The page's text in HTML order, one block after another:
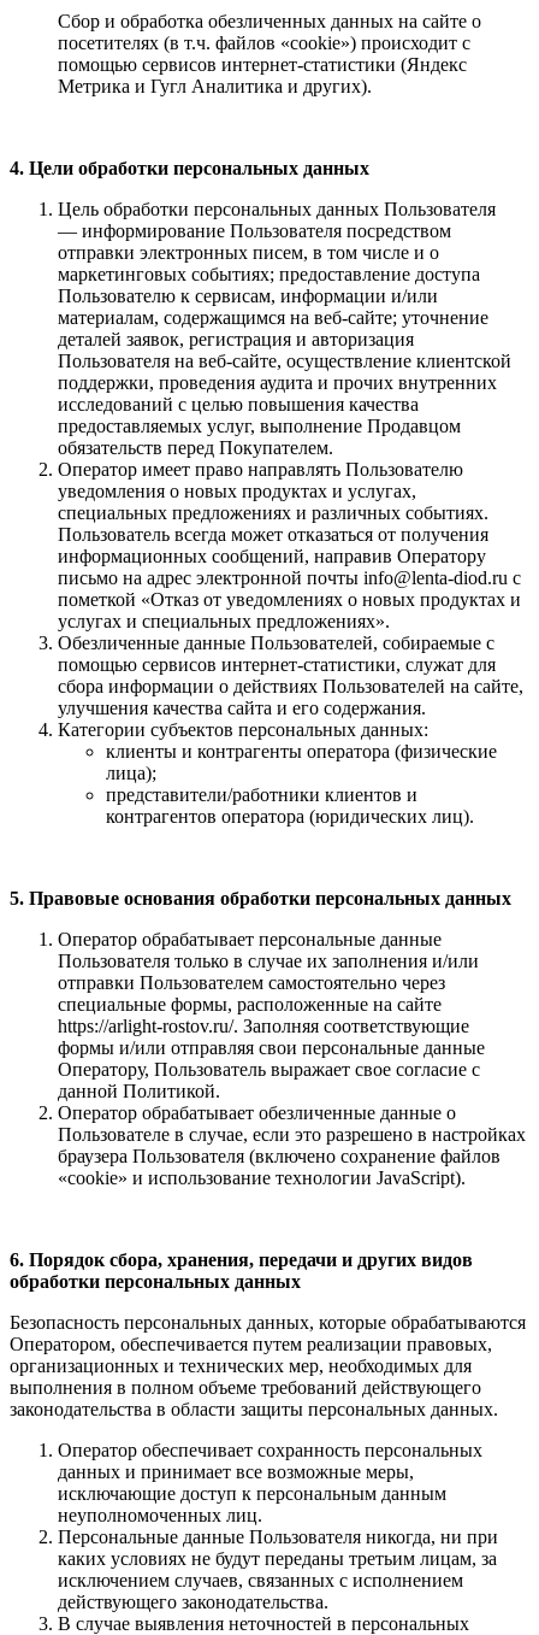
Сбор и обработка обезличенных данных на сайте о
посетителях (в т.ч. файлов «cookie») происходит с
помощью сервисов интернет-статистики (Яндекс
Метрика и Гугл Аналитика и других).
4. Цели обработки персональных данных
Цель обработки персональных данных Пользователя
— информирование Пользователя посредством
отправки электронных писем, в том числе и о
маркетинговых событиях; предоставление доступа
Пользователю к сервисам, информации и/или
материалам, содержащимся на веб-сайте; уточнение
деталей заявок, регистрация и авторизация
Пользователя на веб-сайте, осуществление клиентской
поддержки, проведения аудита и прочих внутренних
исследований с целью повышения качества
предоставляемых услуг, выполнение Продавцом
обязательств перед Покупателем.
Оператор имеет право направлять Пользователю
уведомления о новых продуктах и услугах,
специальных предложениях и различных событиях.
Пользователь всегда может отказаться от получения
информационных сообщений, направив Оператору
письмо на адрес электронной почты info@lenta-diod.ru с
пометкой «Отказ от уведомлениях о новых продуктах и
услугах и специальных предложениях».
Обезличенные данные Пользователей, собираемые с
помощью сервисов интернет-статистики, служат для
сбора информации о действиях Пользователей на сайте,
улучшения качества сайта и его содержания.
Категории субъектов персональных данных:
клиенты и контрагенты оператора (физические
лица);
представители/работники клиентов и
контрагентов оператора (юридических лиц).
5. Правовые основания обработки персональных данных
Оператор обрабатывает персональные данные
Пользователя только в случае их заполнения и/или
отправки Пользователем самостоятельно через
специальные формы, расположенные на сайте
https://arlight-rostov.ru/. Заполняя соответствующие
формы и/или отправляя свои персональные данные
Оператору, Пользователь выражает свое согласие с
данной Политикой.
Оператор обрабатывает обезличенные данные о
Пользователе в случае, если это разрешено в настройках
браузера Пользователя (включено сохранение файлов
«cookie» и использование технологии JavaScript).
6. Порядок сбора, хранения, передачи и других видов
обработки персональных данных
Безопасность персональных данных, которые обрабатываются
Оператором, обеспечивается путем реализации правовых,
организационных и технических мер, необходимых для
выполнения в полном объеме требований действующего
законодательства в области защиты персональных данных.
Оператор обеспечивает сохранность персональных
данных и принимает все возможные меры,
исключающие доступ к персональным данным
неуполномоченных лиц.
Персональные данные Пользователя никогда, ни при
каких условиях не будут переданы третьим лицам, за
исключением случаев, связанных с исполнением
действующего законодательства.
В случае выявления неточностей в персональных